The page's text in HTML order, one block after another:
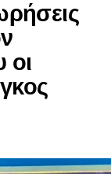
οι